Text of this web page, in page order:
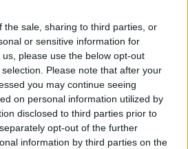
the sale, sharing to third parties, or
or sensitive information for
please use the below opt-out
Please note that after your
you may continue seeing
on personal information utilized by
disclosed to third parties prior to
opt-out of the further
information by third parties on the